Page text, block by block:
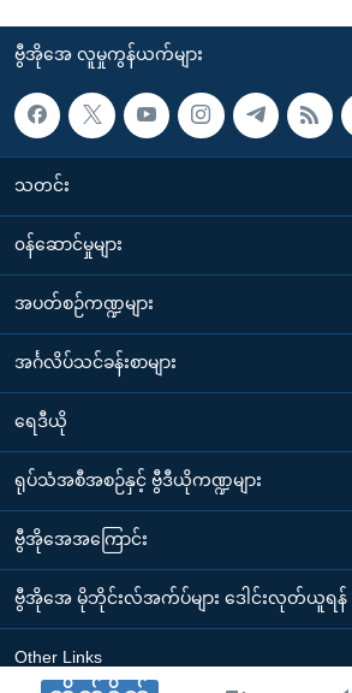
ဗွီအိုအေ လူမှုကွန်ယက်များ
သတင်း
၀န်ဆောင်မှုများ
အပတ်စဉ်ကဏ္ဍများ
အင်္ဂလိပ်သင်ခန်းစာများ
ရေဒီယို
ရုပ်သံအစီအစဉ်နှင့် ဗွီဒီယိုကဏ္ဍများ
ဗွီအိုအေအကြောင်း
ဗွီအိုအေ မိုဘိုင်းလ်အက်ပ်များ ဒေါင်းလုတ်ယူရန်
Other Links